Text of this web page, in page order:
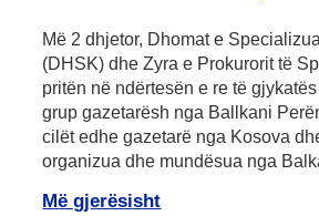
Më 2 dhjetor, Dhomat e
(DHSK) dhe Zyra e Prokurorit të
pritën në ndërtesën e re të
grup gazetarësh nga Ballkani
cilët edhe gazetarë nga Kosova
organizua dhe mundësua nga
Më gjerësisht